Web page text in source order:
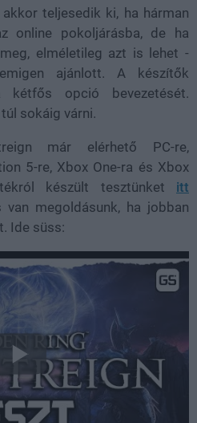
teljesedik ki, ha hárman
online pokoljárásba, de ha
elméletileg azt is lehet -
ajánlott. A készítők
kétfős opció bevezetését.
sokáig várni.
már elérhető PC-re,
5-re, Xbox One-ra és Xbox
készült tesztünket itt
megoldásunk, ha jobban
Ide süss: